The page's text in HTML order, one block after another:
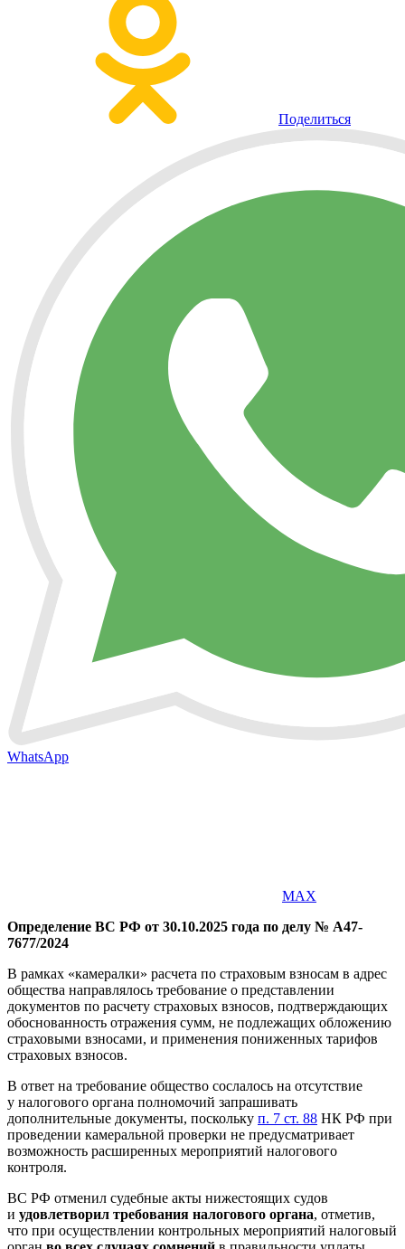
Поделиться
WhatsApp
MAX
Определение ВС РФ от 30.10.2025 года по делу № А47-
7677/2024
В рамках «камералки» расчета по страховым взносам в адрес
общества направлялось требование о представлении
документов по расчету страховых взносов, подтверждающих
обоснованность отражения сумм, не подлежащих обложению
страховыми взносами, и применения пониженных тарифов
страховых взносов.
В ответ на требование общество сослалось на отсутствие
у налогового органа полномочий запрашивать
дополнительные документы, поскольку п. 7 ст. 88 НК РФ при
проведении камеральной проверки не предусматривает
возможность расширенных мероприятий налогового
контроля.
ВС РФ отменил судебные акты нижестоящих судов
и удовлетворил требования налогового органа, отметив,
что при осуществлении контрольных мероприятий налоговый